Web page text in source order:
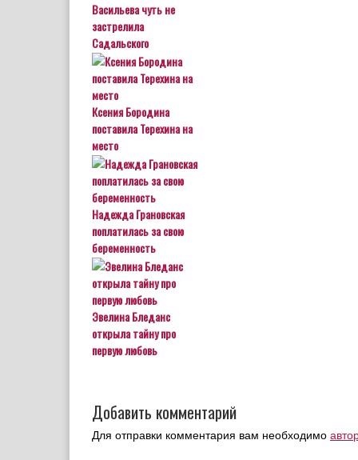
Васильева чуть не
застрелила
Садальского
Ксения Бородина
поставила Терехина на
место
Надежда Грановская
поплатилась за свою
беременность
Эвелина Бледанс
открыла тайну про
первую любовь
Добавить комментарий
Для отправки комментария вам необходимо